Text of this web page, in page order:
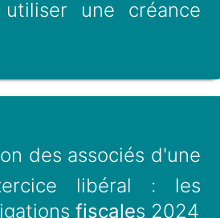
une créance
des associés d'une
libéral : les
fiscales 2024